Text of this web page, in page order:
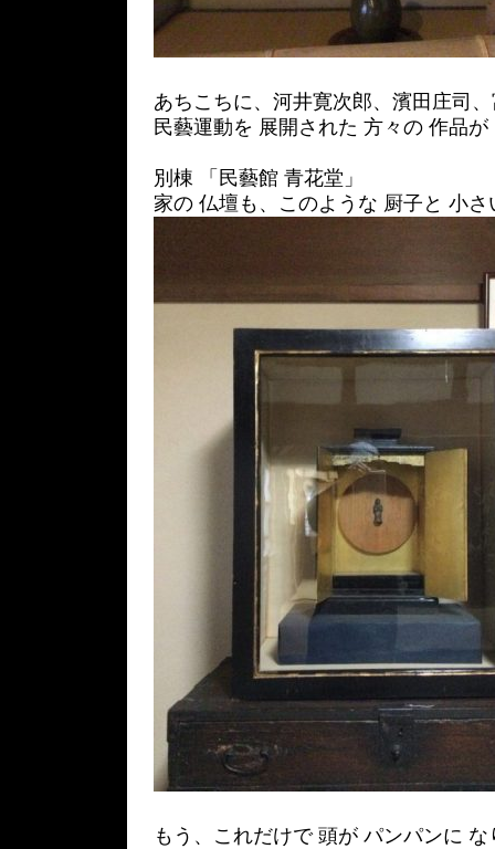
あちこちに、河井寛次郎、濱田庄司
民藝運動を 展開された 方々の 作品が
別棟 「民藝館 青花堂」
家の 仏壇も、このような 厨子と 小
もう、これだけで 頭が パンパンに